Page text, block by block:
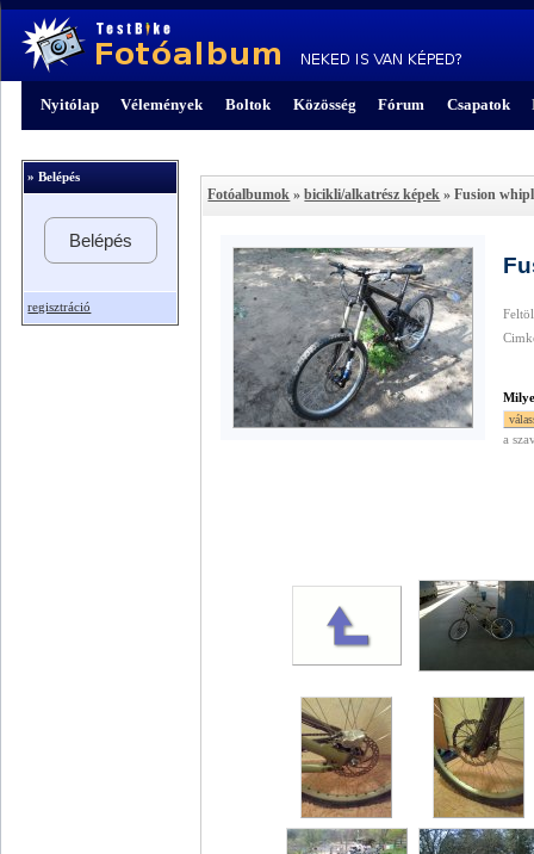
Nyitólap Vélemények Boltok Közösség Fórum Csapatok
» Belépés
Belépés
regisztráció
Fotóalbumok »bicikli/alkatrész képek » Fusion
a